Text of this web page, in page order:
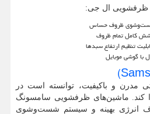
ظرفشویی ال جی:
ظروف حساس
کامل تمام ظروف
تنظیم ارتفاع سبدها
با گوشی موبایل
مدرن و باکیفیت، توانسته است در
کند. ماشین‌های ظرفشویی سامسونگ
انرژی بهینه و سیستم شست‌وشوی